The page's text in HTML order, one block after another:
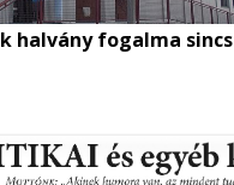
halvány fogalma sincs